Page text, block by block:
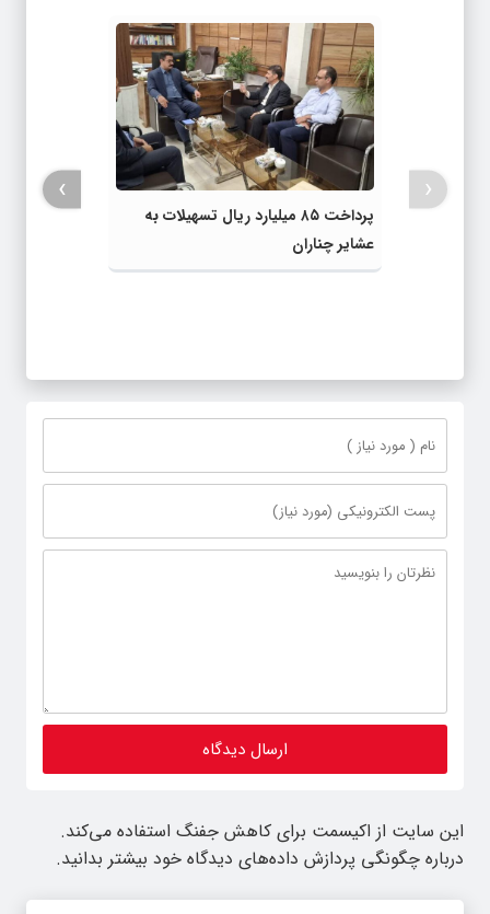
پرداخت ۸۵ میلیارد ریال تسهیلات به
عشایر چناران
‹
›
این سایت از اکیسمت برای کاهش جفنگ استفاده می‌کند.
درباره چگونگی پردازش داده‌های دیدگاه خود بیشتر بدانید.